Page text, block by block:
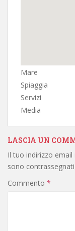
Mare
Spiaggia
Servizi
Media
LASCIA UN
Il tuo indirizzo
sono contrassegnati
Commento *